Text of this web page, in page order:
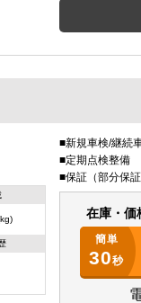
新規車検/継続
定期点検整備
保証（部分保証
在庫・価
簡単
30秒